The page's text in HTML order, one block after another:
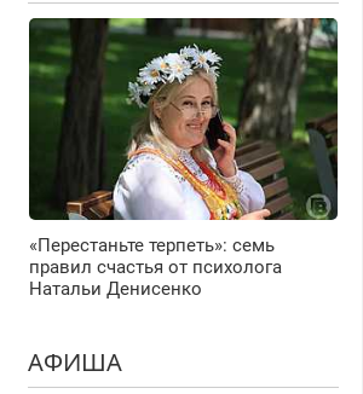
«Перестаньте терпеть»: семь
правил счастья от психолога
Натальи Денисенко
АФИША